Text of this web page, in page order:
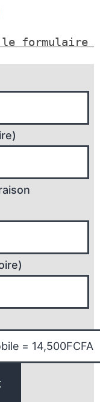
le